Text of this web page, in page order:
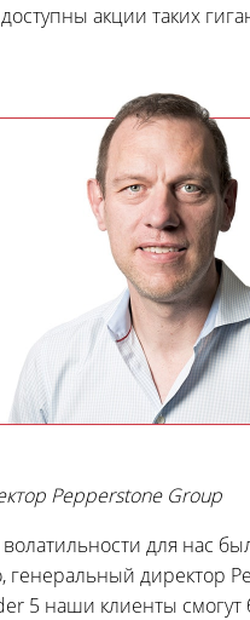
акции таких
Pepperstone Group
для нас
генеральный директор
5 наши клиенты